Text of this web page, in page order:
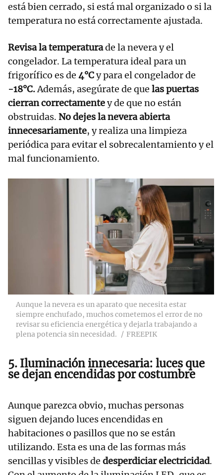
está bien cerrado, si está mal organizado o si la
temperatura no está correctamente ajustada.
Revisa la temperaturade la nevera y el
congelador. La temperatura ideal para un
frigorífico es de 4°Cy para el congelador de
-18°C.Además, asegúrate de que las puertas
cierran correctamentey de que no están
obstruidas. No dejes la nevera abierta
innecesariamente, y realiza una limpieza
periódica para evitar el sobrecalentamiento y el
mal funcionamiento.
Aunque la nevera es un aparato que necesita estar
siempre enchufado, muchos cometemos el error de no
revisar su eficiencia energética y dejarla trabajando a
plena potencia sin necesidad.
FREEPIK
5. Iluminación innecesaria: luces que
se dejan encendidas por costumbre
Aunque parezca obvio, muchas personas
siguen dejando luces encendidas en
habitaciones o pasillos que no se están
utilizando. Esta es una de las formas más
sencillas y visibles de desperdiciar electricidad.